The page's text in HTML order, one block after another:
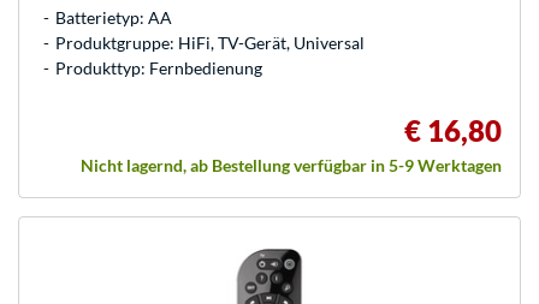
Batterietyp: AA
Produktgruppe: HiFi, TV-Gerät, Universal
Produkttyp: Fernbedienung
€ 16,80
Nicht lagernd, ab Bestellung verfügbar in 5-9 Werktagen